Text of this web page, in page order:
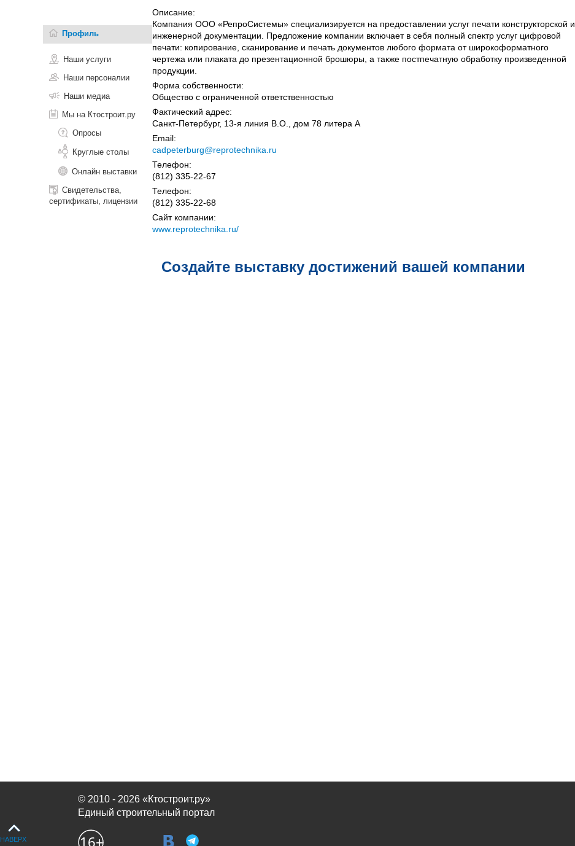
Профиль
Наши услуги
Наши персоналии
Наши медиа
Мы на Ктостроит.ру
Опросы
Круглые столы
Онлайн выставки
Свидетельства,
сертификаты, лицензии
Описание:
Компания ООО «РепроСистемы» специализируется на предоставлении услуг печати конструкторской и
инженерной документации. Предложение компании включает в себя полный спектр услуг цифровой
печати: копирование, сканирование и печать документов любого формата от широкоформатного
чертежа или плаката до презентационной брошюры, а также постпечатную обработку произведенной
продукции.
Форма собственности:
Общество с ограниченной ответственностью
Фактический адрес:
Санкт-Петербург, 13-я линия В.О., дом 78 литера А
Email:
cadpeterburg@reprotechnika.ru
Телефон:
(812) 335-22-67
Телефон:
(812) 335-22-68
Сайт компании:
www.reprotechnika.ru/
Создайте выставку достижений вашей компании
© 2010 - 2026 «Ктостроит.ру»
Единый строительный портал
НАВЕРХ